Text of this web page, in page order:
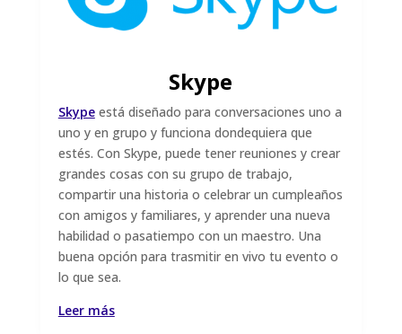
Skype
Skypeestá diseñado para conversaciones uno a
uno y en grupo y funciona dondequiera que
estés. Con Skype, puede tener reuniones y crear
grandes cosas con su grupo de trabajo,
compartir una historia o celebrar un cumpleaños
con amigos y familiares, y aprender una nueva
habilidad o pasatiempo con un maestro. Una
buena opción para trasmitir en vivo tu evento o
lo que sea.
Leer más